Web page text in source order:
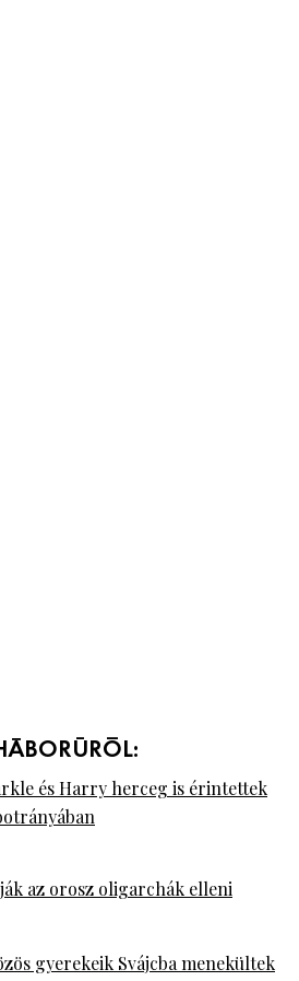
és Harry herceg is érintettek
az orosz oligarchák elleni
gyerekeik Svájcba menekültek